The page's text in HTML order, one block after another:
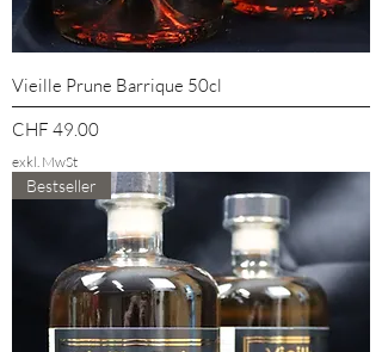
Vieille Prune Barrique 50cl
Preis
CHF 49.00
exkl. MwSt
Bestseller